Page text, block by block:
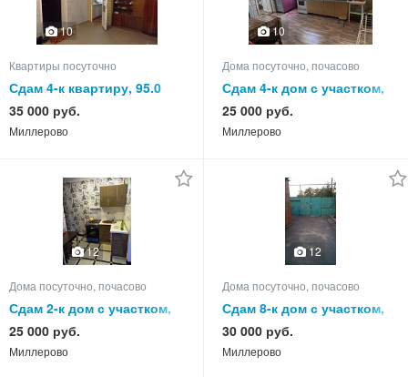
10
Квартиры посуточно
Сдам 4-к квартиру, 95.0
кв.м, этаж 1 из 5
35 000 руб.
Миллерово
10
Дома посуточно, почасово
Сдам 4-к дом с участком,
75.0 кв.м, этажей 1
25 000 руб.
Миллерово
12
Дома посуточно, почасово
Сдам 2-к дом с участком,
55.0 кв.м, этажей 1
25 000 руб.
Миллерово
12
Дома посуточно, почасово
Сдам 8-к дом с участком,
105.0 кв.м, этажей 1
30 000 руб.
Миллерово